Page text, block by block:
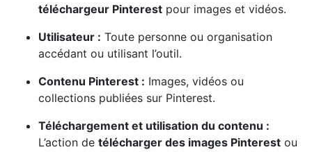
téléchargeur Pinterest pour images et vidéos.
Utilisateur : Toute personne ou organisation
accédant ou utilisant l’outil.
Contenu Pinterest : Images, vidéos ou
collections publiées sur Pinterest.
Téléchargement et utilisation du contenu :
L’action de télécharger des images Pinterest ou